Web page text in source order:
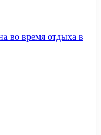
во время отдыха в